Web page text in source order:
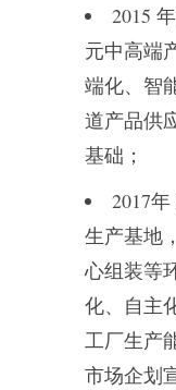
2015
元中高端
端化、智
道产品供
基础；
2017
生产基地
心组装等
化、自主
工厂生产
市场企划